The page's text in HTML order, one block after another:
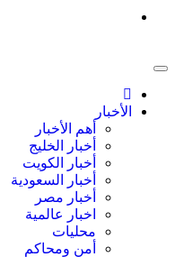
الأخبار
أهم الأخبار
أخبار الخليج
أخبار الكويت
أخبار السعودية
أخبار مصر
اخبار عالمية
محليات
أمن ومحاكم